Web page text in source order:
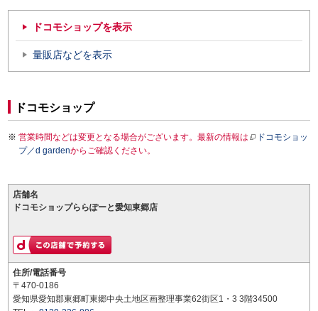
ドコモショップを表示
量販店などを表示
ドコモショップ
営業時間などは変更となる場合がございます。最新の情報は
ドコモショッ
プ／d gardenからご確認ください。
店舗名
ドコモショップららぽーと愛知東郷店
住所/電話番号
〒470-0186
愛知県愛知郡東郷町東郷中央土地区画整理事業62街区1・3 3階34500